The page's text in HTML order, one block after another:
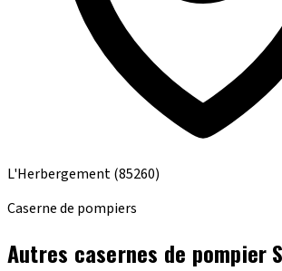
L'Herbergement(85260)
Caserne de pompiers
Autres casernes de pompier